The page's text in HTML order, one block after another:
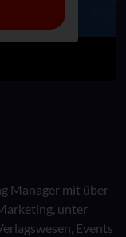
Manager mit über
unter
Events